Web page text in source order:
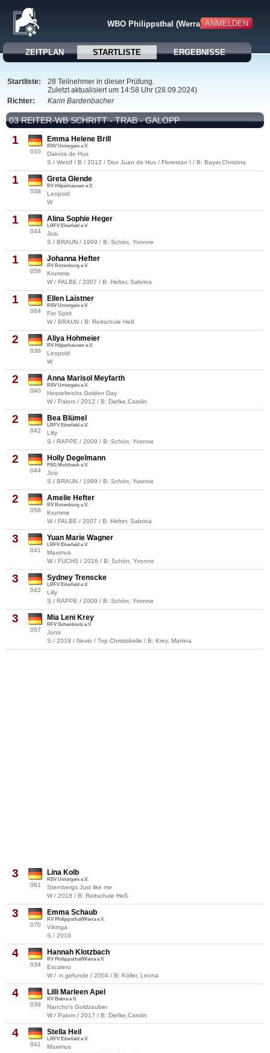
ANMELDEN
WBO Philippsthal (Werra)
ZEITPLAN STARTLISTE ERGEBNISSE
Startliste:
28 Teilnehmer in dieser Prüfung.
Zuletzt aktualisiert um 14:58 Uhr (28.09.2024)
Richter:
Karin Bardenbacher
03 REITER-WB SCHRITT - TRAB - GALOPP
1
010
Emma Helene Brill
RSV Untergeis e.V.
Dakota de Hus
S / Westf / B / 2012 / Don Juan de Hus / Florestan I / B: Bayer,Christina
1
038
Greta Glende
RV Hilperhausen e.V.
Leopold
W
1
044
Alina Sophie Heger
LRFV Eiterfeld e.V.
Josi
S / BRAUN / 1999 / B: Schön, Yvonne
1
058
Johanna Hefter
RV Rotenburg e.V.
Krumme
W / FALBE / 2007 / B: Hefter, Sabrina
1
064
Ellen Laistner
RSV Untergeis e.V.
For Spirit
W / BRAUN / B: Reitschule Heß
2
038
Aliya Hohmeier
RV Hilperhausen e.V.
Leopold
W
2
040
Anna Marisol Meyfarth
RSV Untergeis e.V.
Hesselteichs Golden Day
W / Palom / 2012 / B: Diefke,Carolin
2
042
Bea Blümel
LRFV Eiterfeld e.V.
Lilly
S / RAPPE / 2009 / B: Schön, Yvonne
2
044
Holly Degelmann
PSG Molzbach e.V.
Josi
S / BRAUN / 1999 / B: Schön, Yvonne
2
058
Amelie Hefter
RV Rotenburg e.V.
Krumme
W / FALBE / 2007 / B: Hefter, Sabrina
3
041
Yuan Marie Wagner
LRFV Eiterfeld e.V.
Maximus
W / FUCHS / 2016 / B: Schön, Yvonne
3
042
Sydney Trenscke
LRFV Eiterfeld e.V.
Lilly
S / RAPPE / 2009 / B: Schön, Yvonne
3
057
Mia Leni Krey
RFV Schenksolz e.V.
Juna
S / 2019 / Nevio / Top Christobelle / B: Krey, Martina
3
061
Lina Kolb
RSV Untergeis e.V.
Sternbergs Just like me
W / 2018 / B: Reitschule Heß
3
070
Emma Schaub
RV Philippsthal/Werra e.V.
Vikinga
S / 2010
4
034
Hannah Klotzbach
RV Philippsthal/Werra e.V.
Escalero
W / -n.gefunde / 2004 / B: Köller, Leona
4
039
Lilli Marleen Apel
RV Bebra e.V.
Nancho's Goldzauber
W / Palom / 2017 / B: Diefke,Carolin
4
041
Stella Heil
LRFV Eiterfeld e.V.
Maximus